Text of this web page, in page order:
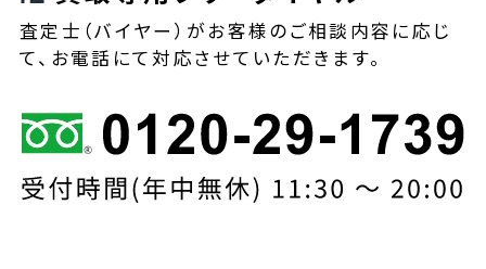
査定士（バイヤー）がお客様のご相談内容に応じ
て、お電話にて対応させていただきます。